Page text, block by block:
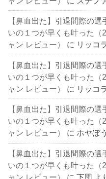
【鼻血出た】引退間際の
いの１つが早くも叶った（
ャン レビュー）
に リッコ
【鼻血出た】引退間際の
いの１つが早くも叶った（
ャン レビュー）
に リッコ
【鼻血出た】引退間際の
いの１つが早くも叶った（
ャン レビュー）
に ホヤぼう
【鼻血出た】引退間際の
いの１つが早くも叶った（
ャン レビュー）
に下団 よ